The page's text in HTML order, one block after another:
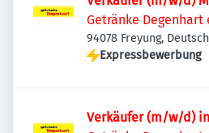
Getränke Degenhart
94078 Freyung,
Expressbewerbung
Verkäufer (m/w/d)